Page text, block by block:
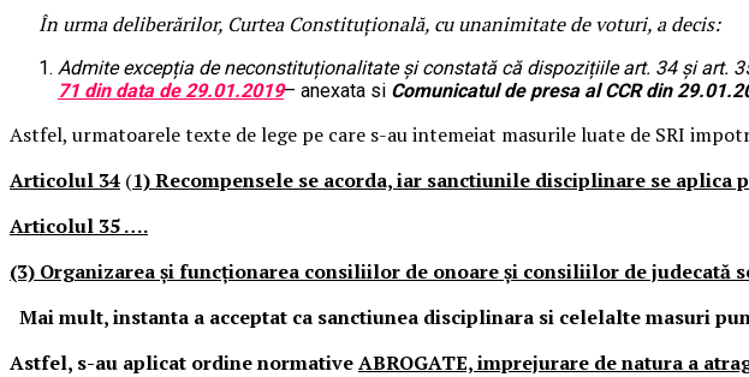
În urma deliberărilor, Curtea Constituțională, cu unanimitate de voturi, a decis:
Admite excepția de neconstituționalitate și constată că dispozițiile art. 34 și
71 din data de 29.01.2019– anexata si Comunicatul de presa al CCR din
Astfel, urmatoarele texte de lege pe care s-au intemeiat masurile luate de SRI
Articolul 34 (1) Recompensele se acorda, iar sanctiunile disciplinare se
Articolul 35 ….
(3) Organizarea și funcționarea consiliilor de onoare și consiliilor de judecată
Mai mult, instanta a acceptat ca sanctiunea disciplinara si celelalte masuri
Astfel, s-au aplicat ordine normativeABROGATE, imprejurare de natura a